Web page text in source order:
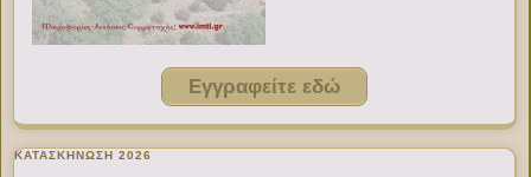
Εγγραφείτε εδώ
ΚΑΤΑΣΚΗΝΩΣΗ 2026